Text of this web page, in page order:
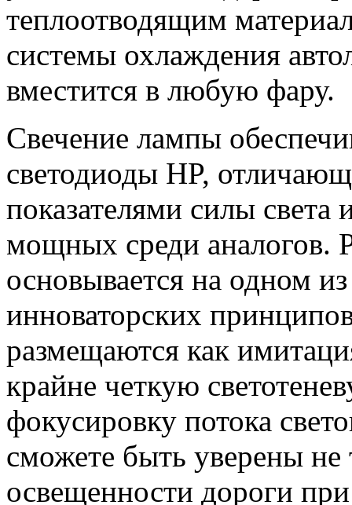
теплоотводящим
системы охлаждения
вместится в любую фару.
Свечение лампы
светодиоды HP,
показателями силы
мощных среди аналогов.
основывается на одном
инноваторских
размещаются как
крайне четкую
фокусировку потока
сможете быть уверены не
освещенности дороги